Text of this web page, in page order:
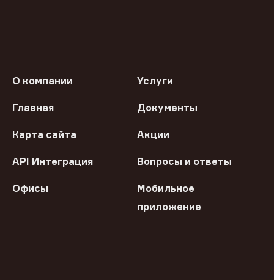
О компании Услуги
Главная Документы
Карта сайта Акции
API Интеграция Вопросы и ответы
Офисы
Мобильное
приложение